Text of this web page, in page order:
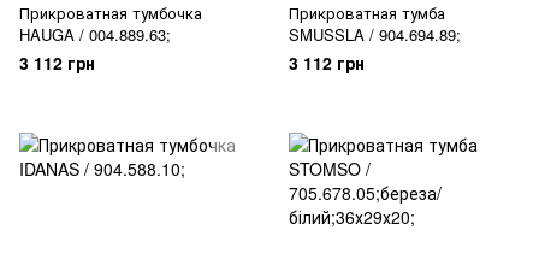
Прикроватная тумбочка
HAUGA / 004.889.63;
3 112 грн
Прикроватная тумба
SMUSSLA / 904.694.89;
3 112 грн